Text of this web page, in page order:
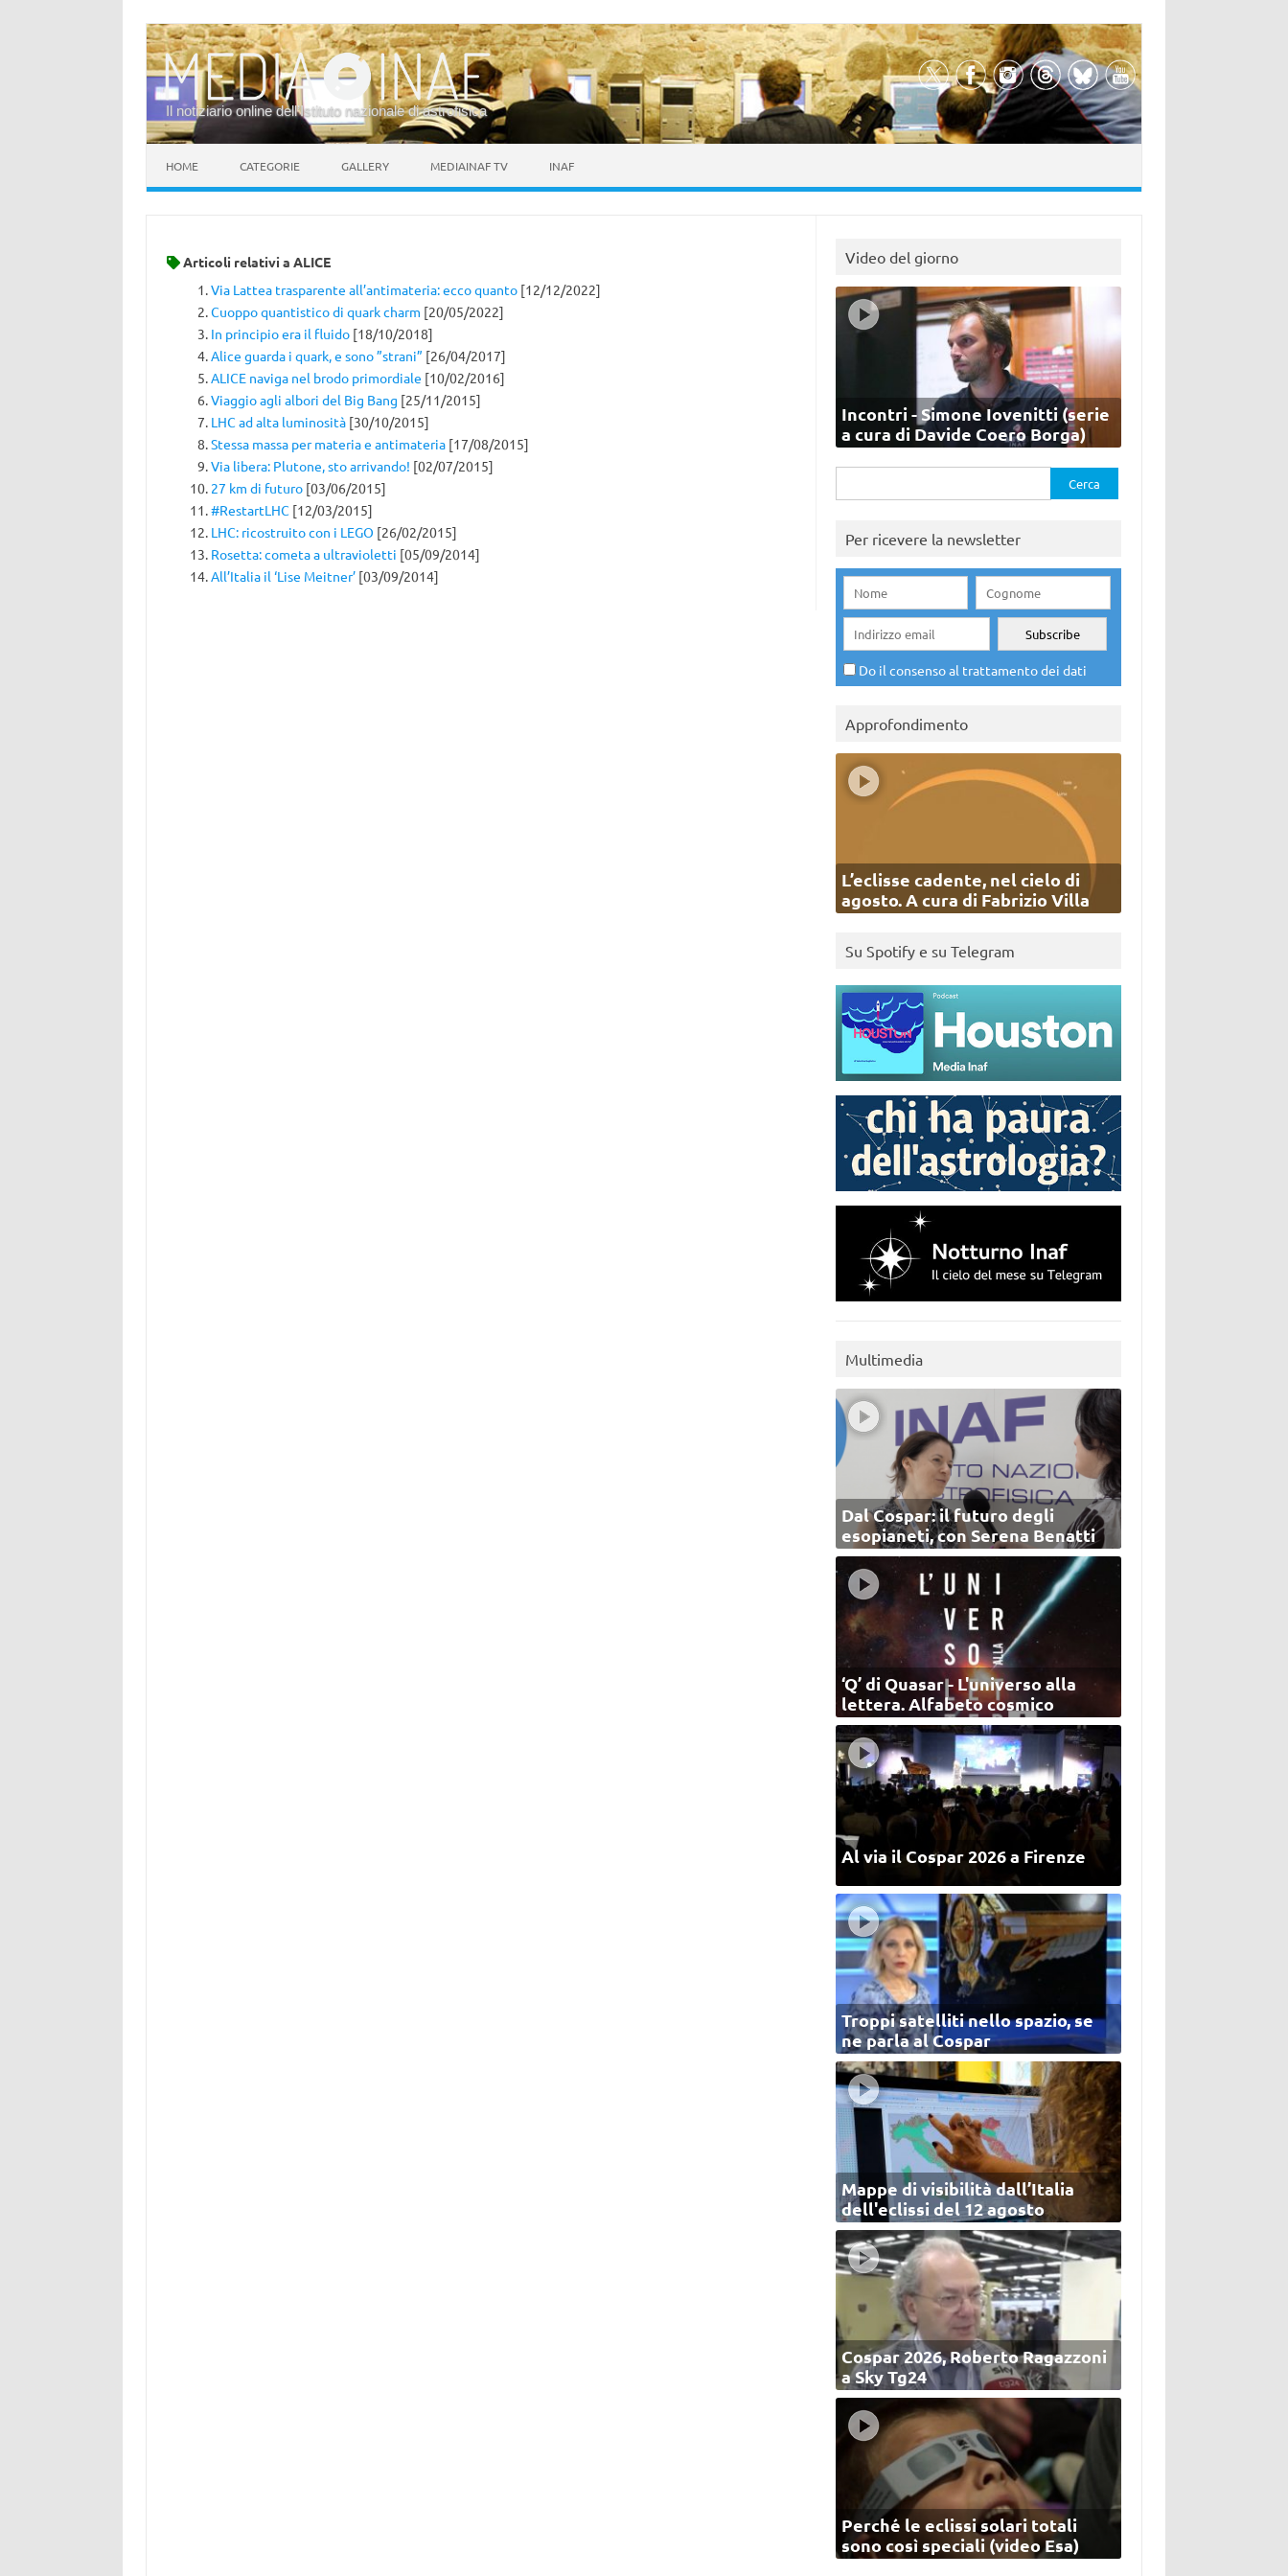
Il notiziario online dell’Istituto nazionale di astrofisica
HOME CATEGORIE GALLERY MEDIAINAF TV INAF
Articoli relativi a ALICE
Via Lattea trasparente all’antimateria: ecco quanto[12/12/2022]
Cuoppo quantistico di quark charm [20/05/2022]
In principio era il fluido[18/10/2018]
Alice guarda i quark, e sono ”strani” [26/04/2017]
ALICE naviga nel brodo primordiale [10/02/2016]
Viaggio agli albori del Big Bang [25/11/2015]
LHC ad alta luminosità[30/10/2015]
Stessa massa per materia e antimateria[17/08/2015]
Via libera: Plutone, sto arrivando! [02/07/2015]
27 km di futuro[03/06/2015]
#RestartLHC [12/03/2015]
LHC: ricostruito con i LEGO [26/02/2015]
Rosetta: cometa a ultravioletti [05/09/2014]
All’Italia il ‘Lise Meitner’[03/09/2014]
Video del giorno
Incontri - Simone Iovenitti (serie
a cura di Davide Coero Borga)
per:
Per ricevere la newsletter
Do il consenso al trattamento dei dati
Approfondimento
L’eclisse cadente, nel cielo di
agosto. A cura di Fabrizio Villa
Su Spotify e su Telegram
Multimedia
Dal Cospar: il futuro degli
esopianeti, con Serena Benatti
‘Q’ di Quasar - L'universo alla
lettera. Alfabeto cosmico
Al via il Cospar 2026 a Firenze
Troppi satelliti nello spazio, se
ne parla al Cospar
Mappe di visibilità dall’Italia
dell'eclissi del 12 agosto
Cospar 2026, Roberto Ragazzoni
a Sky Tg24
Perché le eclissi solari totali
sono così speciali (video Esa)